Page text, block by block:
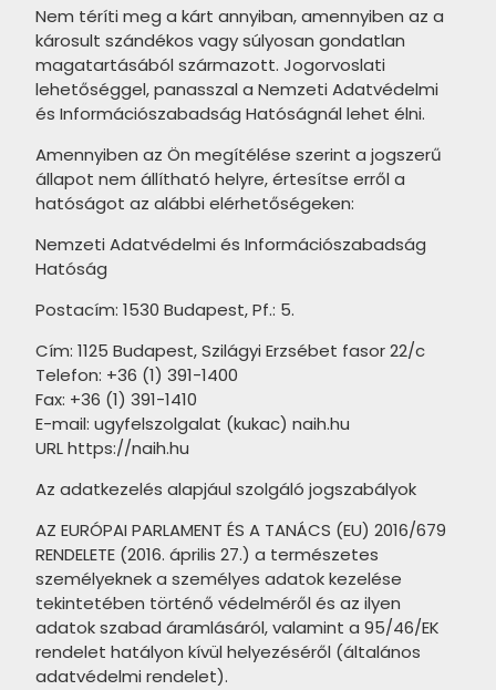
MARAZZI Chroma termékcsalád
MARAZZI Neutral termékcsalád
MARAZZI Chroma Blue
MARAZZI Zellige termékcsalád
MARAZZI Terramix termékcsalád
MARAZZI Pottery Champagne
MARAZZI Stream termékcsalád
MARAZZI Pottery termékcsalád
MARAZZI Racconti termékcsalád
ALAPLANA Johnstone
termékcsalád
ALAPLANA Irvine termékcsalád
APARICI Attila termékcsalád
APARICI Corten termékcsalád
Nem téríti meg a kárt annyiban, amennyiben az a
károsult szándékos vagy súlyosan gondatlan
magatartásából származott. Jogorvoslati
lehetőséggel, panasszal a Nemzeti Adatvédelmi
és Információszabadság Hatóságnál lehet élni.
Amennyiben az Ön megítélése szerint a jogszerű
állapot nem állítható helyre, értesítse erről a
hatóságot az alábbi elérhetőségeken:
Nemzeti Adatvédelmi és Információszabadság
Hatóság
Postacím: 1530 Budapest, Pf.: 5.
Cím: 1125 Budapest, Szilágyi Erzsébet fasor 22/c
Telefon: +36 (1) 391-1400
Fax: +36 (1) 391-1410
E-mail: ugyfelszolgalat (kukac) naih.hu
URL https://naih.hu
Az adatkezelés alapjául szolgáló jogszabályok
AZ EURÓPAI PARLAMENT ÉS A TANÁCS (EU) 2016/679
RENDELETE (2016. április 27.) a természetes
személyeknek a személyes adatok kezelése
tekintetében történő védelméről és az ilyen
adatok szabad áramlásáról, valamint a 95/46/EK
rendelet hatályon kívül helyezéséről (általános
adatvédelmi rendelet).